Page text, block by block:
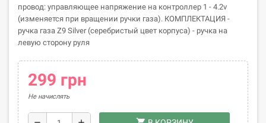
провод: управляющее напряжение на контроллер 1 - 4.2v
(изменяется при вращении ручки газа). КОМПЛЕКТАЦИЯ -
ручка газа Z9 Silver (серебристый цвет корпуса) - ручка на
левую сторону руля
299 грн
Не начислять